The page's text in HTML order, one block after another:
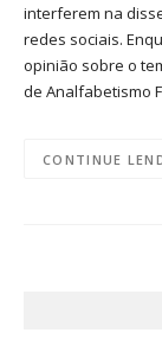
interferem na
redes sociais.
opinião sobre o
de Analfabetismo
CONTINUE